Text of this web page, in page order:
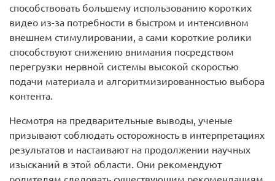
способствовать большему использованию коротких
видео из-за потребности в быстром и интенсивном
внешнем стимулировании, а сами короткие ролики
способствуют снижению внимания посредством
перегрузки нервной системы высокой скоростью
подачи материала и алгоритмизированностью выбора
контента.
Несмотря на предварительные выводы, ученые
призывают соблюдать осторожность в интерпретациях
результатов и настаивают на продолжении научных
изысканий в этой области. Они рекомендуют